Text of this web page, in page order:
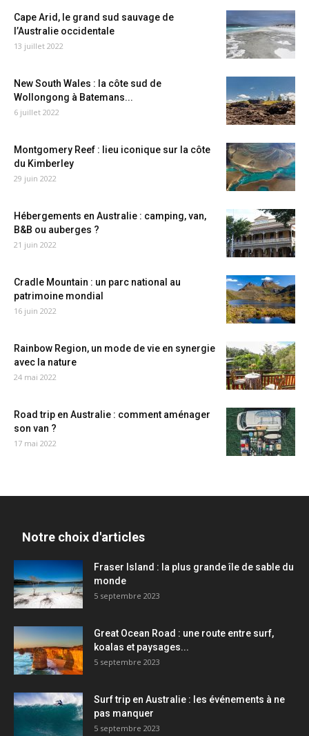
Cape Arid, le grand sud sauvage de
l’Australie occidentale
13 juillet 2022
New South Wales : la côte sud de
Wollongong à Batemans...
6 juillet 2022
Montgomery Reef : lieu iconique sur la côte
du Kimberley
29 juin 2022
Hébergements en Australie : camping, van,
B&B ou auberges ?
21 juin 2022
Cradle Mountain : un parc national au
patrimoine mondial
16 juin 2022
Rainbow Region, un mode de vie en synergie
avec la nature
24 mai 2022
Road trip en Australie : comment aménager
son van ?
17 mai 2022
Notre choix d'articles
Fraser Island : la plus grande île de sable du
monde
5 septembre 2023
Great Ocean Road : une route entre surf,
koalas et paysages...
5 septembre 2023
Surf trip en Australie : les événements à ne
pas manquer
5 septembre 2023